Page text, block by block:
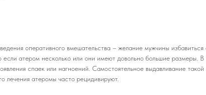
оперативного вмешательства – желание мужчины
если атером несколько или они имеют довольно большие размеры.
спаек или нагноений. Самостоятельное выдавливание
лечения атеромы часто рецидивируют.